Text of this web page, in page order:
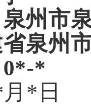
泉州市
泉州
0*-*
月 * 日